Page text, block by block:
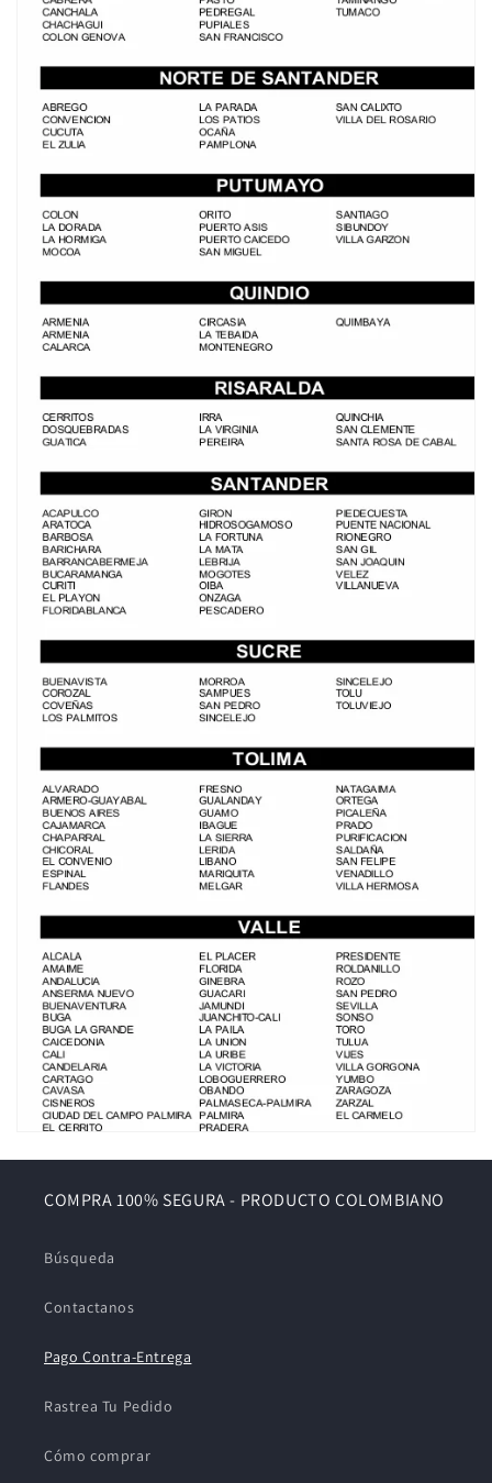
COMPRA 100% SEGURA - PRODUCTO COLOMBIANO
Búsqueda
Contactanos
Pago Contra-Entrega
Rastrea Tu Pedido
Cómo comprar